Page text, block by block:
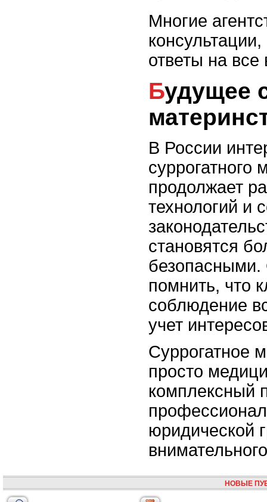
Многие
ответы на
Будущее суррогатного
В России
суррогатного
продолжает
технологий и
становятся
помнить, что
соблюдение
учет
Суррогатное
просто
комплексный
юридической
НОВЫЕ